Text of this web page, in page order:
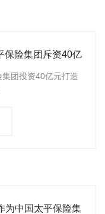
保险集团斥资40亿
团投资40亿元打造
为中国太平保险集